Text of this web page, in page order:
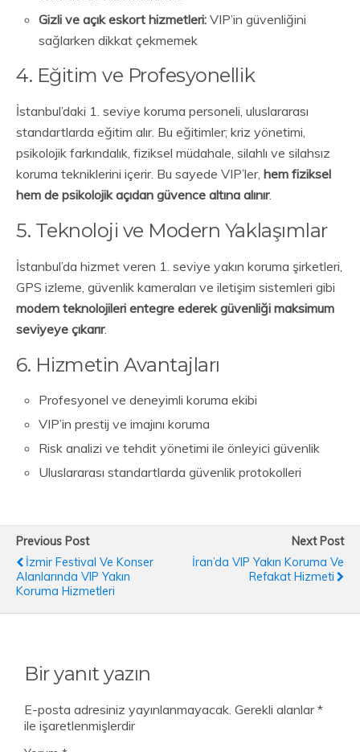
Gizli ve açık eskort hizmetleri: VIP’in güvenliğini
sağlarken dikkat çekmemek
4. Eğitim ve Profesyonellik
İstanbul’daki 1. seviye koruma personeli, uluslararası
standartlarda eğitim alır. Bu eğitimler; kriz yönetimi,
psikolojik farkındalık, fiziksel müdahale, silahlı ve silahsız
koruma tekniklerini içerir. Bu sayede VIP’ler, hem fiziksel
hem de psikolojik açıdan güvence altına alınır.
5. Teknoloji ve Modern Yaklaşımlar
İstanbul’da hizmet veren 1. seviye yakın koruma şirketleri,
GPS izleme, güvenlik kameraları ve iletişim sistemleri gibi
modern teknolojileri entegre ederek güvenliği maksimum
seviyeye çıkarır.
6. Hizmetin Avantajları
Profesyonel ve deneyimli koruma ekibi
VIP’in prestij ve imajını koruma
Risk analizi ve tehdit yönetimi ile önleyici güvenlik
Uluslararası standartlarda güvenlik protokolleri
Previous Post
İzmir Festival Ve Konser
Alanlarında VIP Yakın
Koruma Hizmetleri
Next Post
İran’da VIP Yakın Koruma Ve
Refakat Hizmeti
Bir yanıt yazın
E-posta adresiniz yayınlanmayacak. Gerekli alanlar*
ile işaretlenmişlerdir